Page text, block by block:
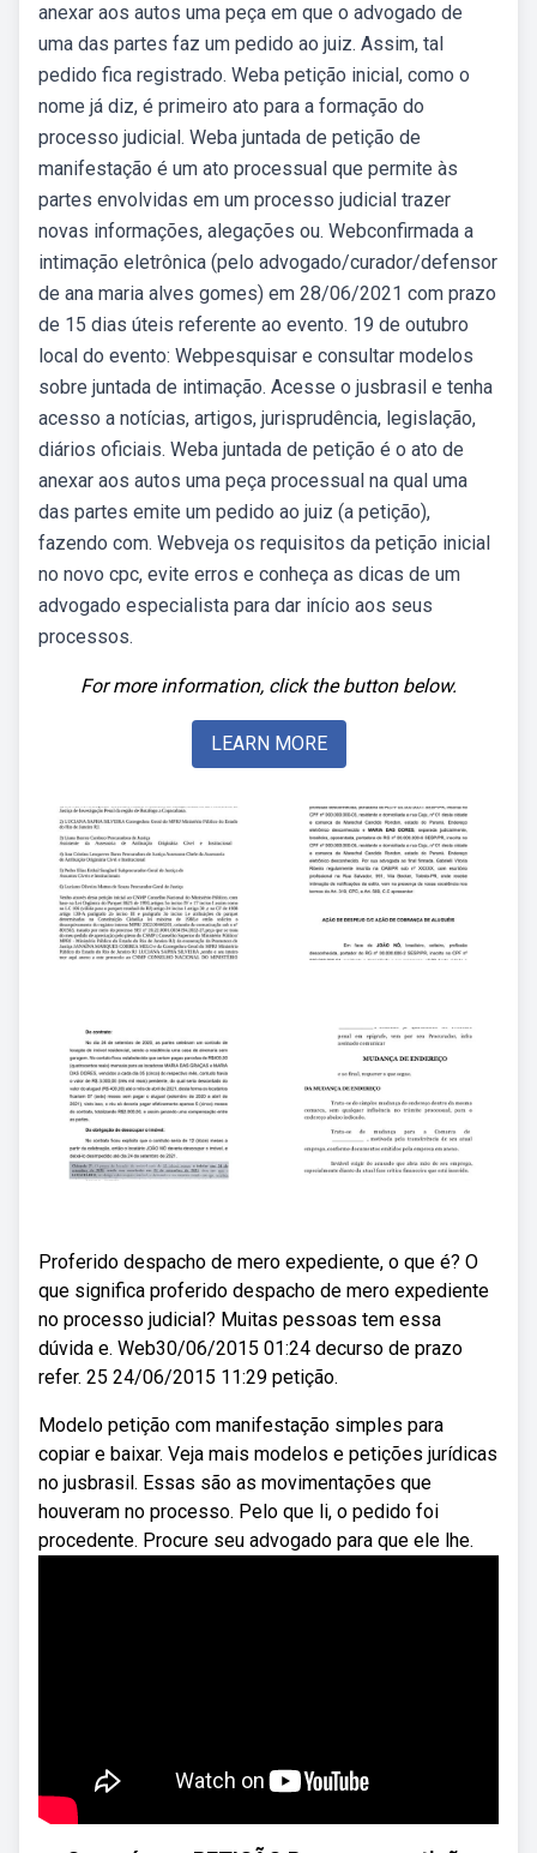
anexar aos autos uma peça em que o advogado de
uma das partes faz um pedido ao juiz. Assim, tal
pedido fica registrado. Weba petição inicial, como o
nome já diz, é primeiro ato para a formação do
processo judicial. Weba juntada de petição de
manifestação é um ato processual que permite às
partes envolvidas em um processo judicial trazer
novas informações, alegações ou. Webconfirmada a
intimação eletrônica (pelo advogado/curador/defensor
de ana maria alves gomes) em 28/06/2021 com prazo
de 15 dias úteis referente ao evento. 19 de outubro
local do evento: Webpesquisar e consultar modelos
sobre juntada de intimação. Acesse o jusbrasil e tenha
acesso a notícias, artigos, jurisprudência, legislação,
diários oficiais. Weba juntada de petição é o ato de
anexar aos autos uma peça processual na qual uma
das partes emite um pedido ao juiz (a petição),
fazendo com. Webveja os requisitos da petição inicial
no novo cpc, evite erros e conheça as dicas de um
advogado especialista para dar início aos seus
processos.
For more information, click the button below.
LEARN MORE
Proferido despacho de mero expediente, o que é? O
que significa proferido despacho de mero expediente
no processo judicial? Muitas pessoas tem essa
dúvida e. Web30/06/2015 01:24 decurso de prazo
refer. 25 24/06/2015 11:29 petição.
Modelo petição com manifestação simples para
copiar e baixar. Veja mais modelos e petições jurídicas
no jusbrasil. Essas são as movimentações que
houveram no processo. Pelo que li, o pedido foi
procedente. Procure seu advogado para que ele lhe.